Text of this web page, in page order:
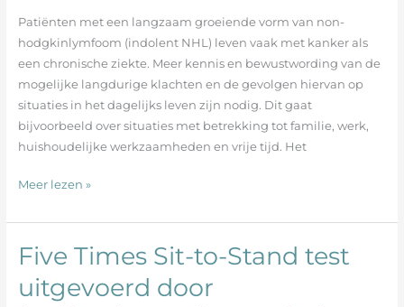
Patiënten met een langzaam groeiende vorm van non-
hodgkinlymfoom (indolent NHL) leven vaak met kanker als
een chronische ziekte. Meer kennis en bewustwording van de
mogelijke langdurige klachten en de gevolgen hiervan op
situaties in het dagelijks leven zijn nodig. Dit gaat
bijvoorbeeld over situaties met betrekking tot familie, werk,
huishoudelijke werkzaamheden en vrije tijd. Het
een
langzaam
groeiende
vorm
van
non-
hodgkin
Meer lezen »
Five Times Sit-to-Stand test
uitgevoerd door
Five
Sit-